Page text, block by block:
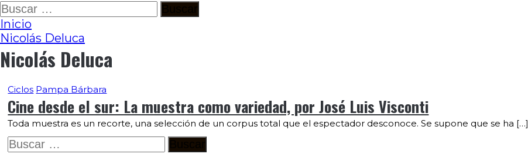
Ir
al
contenido
Buscar:
Inicio
Nicolás Deluca
Nicolás Deluca
Ciclos Pampa Bárbara
Cine desde el sur: La muestra como variedad, por José Luis Visconti
Toda muestra es un recorte, una selección de un corpus total que el espectador desconoce. Se supone que se ha […]
Buscar: